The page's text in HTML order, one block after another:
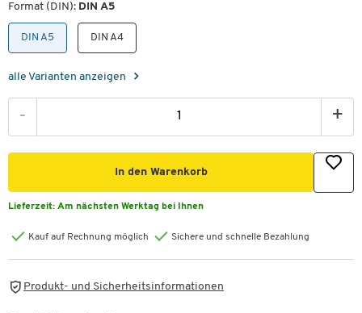
Format (DIN): DIN A5
DIN A5 DIN A4
alle Varianten anzeigen
- +
In den Warenkorb
Lieferzeit: Am nächsten Werktag bei Ihnen
Kauf auf Rechnung möglich Sichere und schnelle Bezahlung
Produkt- und Sicherheitsinformationen